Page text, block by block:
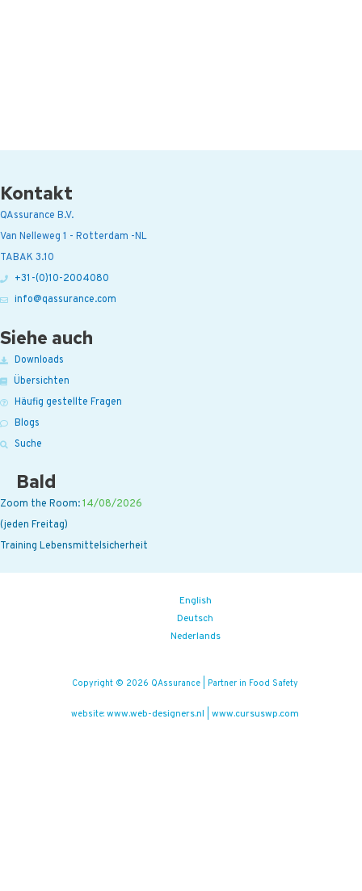
Kontakt
QAssurance B.V.
Van Nelleweg 1 - Rotterdam -NL
TABAK 3.10
+31-(0)10-2004080
info@qassurance.com
Siehe auch
Downloads
Übersichten
Häufig gestellte Fragen
Blogs
Suche
Bald
Zoom the Room:14/08/2026
(jeden Freitag)
Training Lebensmittelsicherheit
English
Deutsch
Nederlands
Copyright © 2026 QAssurance | Partner in Food Safety
website: www.web-designers.nl www.cursuswp.com